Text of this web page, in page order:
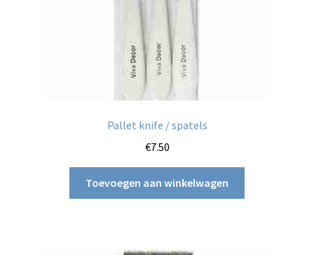
Pallet knife / spatels
€7.50
Toevoegen aan winkelwagen